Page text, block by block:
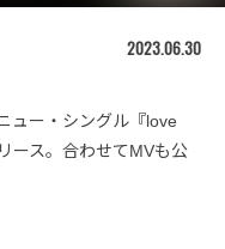
2023.06.30
ュー・シングル『love
ース。合わせてMVも公